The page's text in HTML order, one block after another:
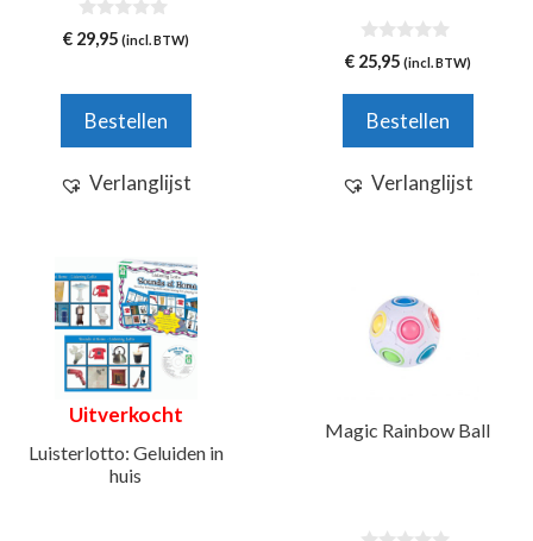
0
v
5
€29,95 (incl. BTW)
Bestellen
Verlanglijst
0
v
5
€25,95 (incl. BTW)
Bestellen
Verlanglijst
Uitverkocht
Luisterlotto: Geluiden in
huis
Magic Rainbow Ball